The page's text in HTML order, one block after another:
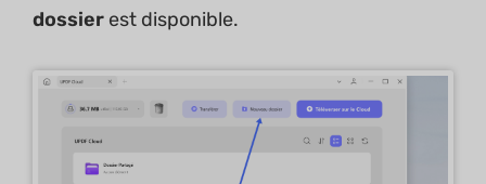
dossier est disponible.